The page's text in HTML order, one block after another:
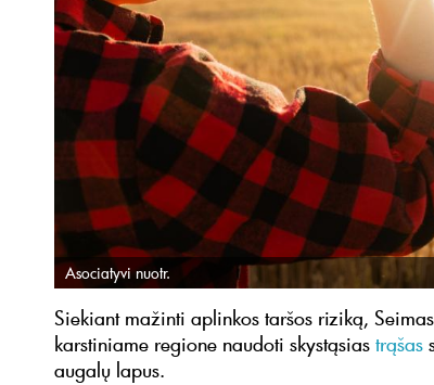
Asociatyvi nuotr.
Siekiant mažinti aplinkos taršos riziką,
karstiniame regione naudoti skystąsias trąšas
augalų lapus.